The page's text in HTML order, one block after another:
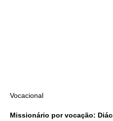
Vocacional
Missionário por vocação: